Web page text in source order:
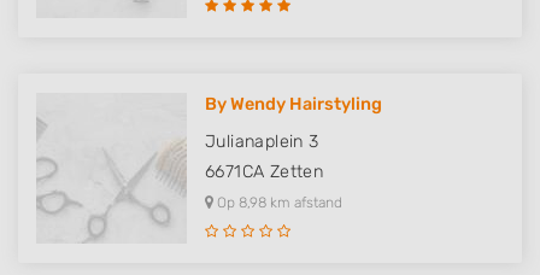
By Wendy Hairstyling
Julianaplein 3
6671CA Zetten
Op 8,98 km afstand